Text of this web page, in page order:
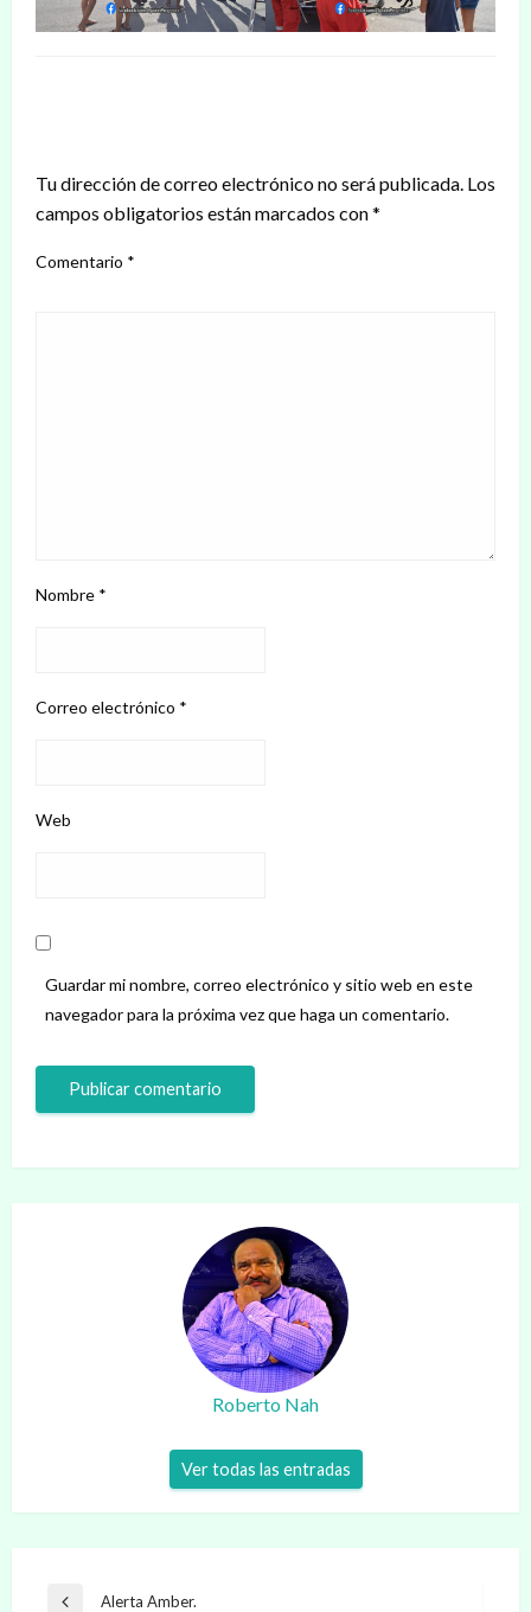
Tu dirección de correo electrónico no será publicada. Los
campos obligatorios están marcados con*
Comentario *
Nombre *
Correo electrónico *
Web
Guardar mi nombre, correo electrónico y sitio web en este
navegador para la próxima vez que haga un comentario.
Roberto Nah
Ver todas las entradas
Navegación
Alerta Amber.